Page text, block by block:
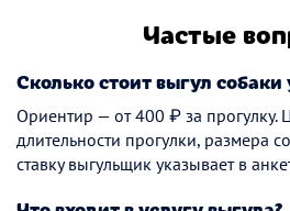
Частые
Сколько стоит выгул
Ориентир — от 400 ₽ за прогулку.
длительности прогулки, размера
ставку выгульщик указывает в